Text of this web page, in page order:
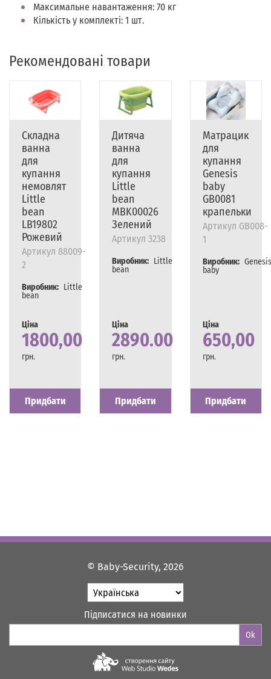
Максимальне навантаження: 70 кг
Кількість у комплекті: 1 шт.
Рекомендовані товари
Складна
ванна
для
купання
немовлят
Little
bean
LB19802
Рожевий
Артикул 88009-
2
Виробник: Little
bean
Ціна
1800,00
грн.
Наявність
Є в наявності
Придбати
Дитяча
ванна
для
купання
Little
bean
MBK00026
Зелений
Артикул 3238
Виробник: Little
bean
Ціна
2890.00
грн.
Наявність
Є в наявності
Придбати
Матрацик
для
купання
Genesis
baby
GB0081
крапельки
Артикул GB008-
1
Виробник: Genesis
baby
Ціна
650,00
грн.
Наявність
Є в наявності
Придбати
© Baby-Security, 2026
Підписатися на новинки
Ok